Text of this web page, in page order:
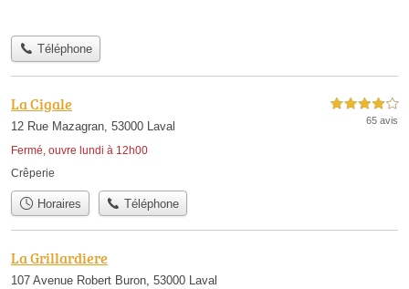
Téléphone
La Cigale
12 Rue Mazagran, 53000 Laval
Fermé, ouvre lundi à 12h00
4,0 étoiles sur 5
65 avis
Crêperie
Horaires Téléphone
La Grillardiere
107 Avenue Robert Buron, 53000 Laval